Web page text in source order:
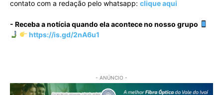
contato com a redação pelo whatsapp: clique aqui
- Receba a notícia quando ela acontece no nosso grupo
https://is.gd/2nA6u1
- ANÚNCIO -